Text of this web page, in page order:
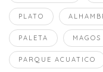
PLATO
PALETA MAGOS
PARQUE ACUATICO